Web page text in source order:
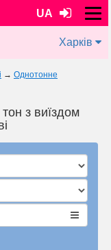
UA
Харків
→ Однотонне
з виїздом